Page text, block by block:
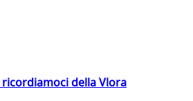
della Vlora